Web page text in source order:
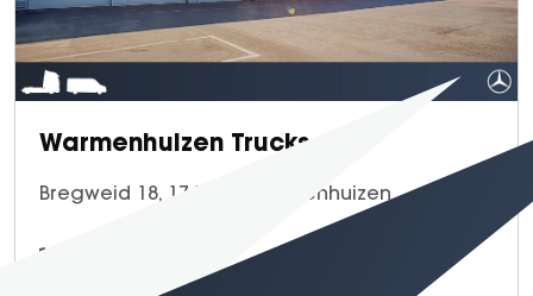
Warmenhuizen Trucks
Bregweid 18, 1749 DJ Warmenhuizen